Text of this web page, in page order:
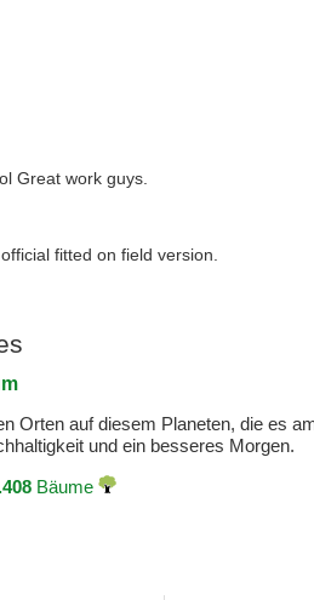
Great work guys.
fitted on field version.
Orten auf diesem Planeten, die es
und ein besseres Morgen.
Bäume